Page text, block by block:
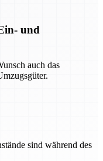
und
auch das
sind während des